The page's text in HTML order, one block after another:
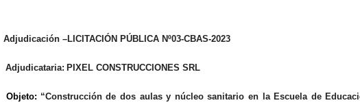
Adjudicación–LICITACIÓN PÚBLICA Nº03-CBAS-2023
Adjudicataria: PIXEL CONSTRUCCIONES SRL
Objeto: “Construcción de dos aulas y núcleo sanitario en la Escuela de